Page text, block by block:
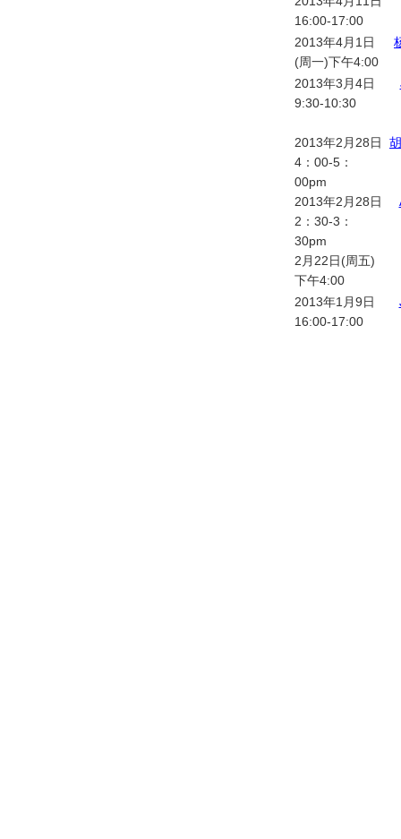
16:00-17:00
2013年4月1日
(周一)下午4:00
2013年3月4日
9:30-10:30
2013年2月28日
4：00-5：
00pm
2013年2月28日
2：30-3：
30pm
2月22日(周五)
下午4:00
2013年1月9日
16:00-17:00